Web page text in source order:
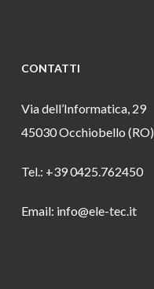
CONTATTI
Via dell’Informatica, 29
45030 Occhiobello (RO)
Tel.: +39 0425.762450
Email: info@ele-tec.it